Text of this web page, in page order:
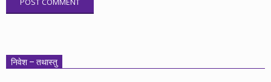
निवेश – तथास्तु